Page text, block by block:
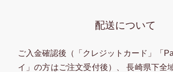
配送について
ご入金確認後（「クレジットカード」「
イ」の方はご注文受付後）、 長崎県下全